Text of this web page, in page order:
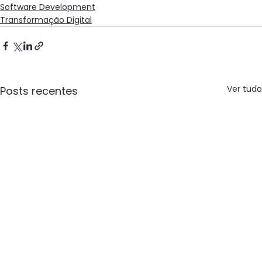
Software Development
Transformação Digital
Posts recentes Ver tudo